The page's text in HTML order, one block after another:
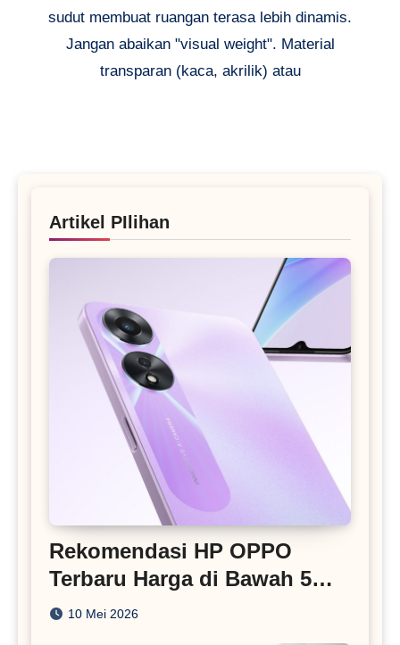
sudut membuat ruangan terasa lebih dinamis.
Jangan abaikan "visual weight". Material
transparan (kaca, akrilik) atau
Artikel PIlihan
Rekomendasi HP OPPO
Terbaru Harga di Bawah 5
Juta
10 Mei 2026